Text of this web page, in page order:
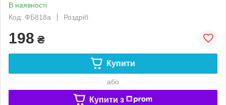
В наявності
Код: ФБ818а
Роздріб
198 ₴
Купити
або
Купити з